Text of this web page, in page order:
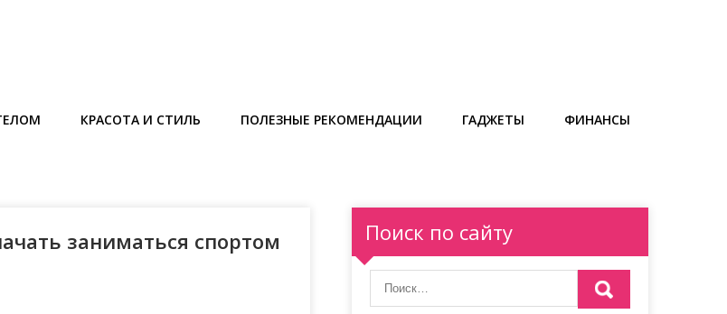
КРАСОТА И СТИЛЬ ПОЛЕЗНЫЕ РЕКОМЕНДАЦИИ ГАДЖЕТЫ ФИНАНСЫ
заниматься спортом
Поиск по сайту